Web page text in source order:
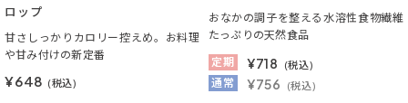
ロップ
甘さしっかりカロリー控えめ。お料理
や甘み付けの新定番
¥648 (税込)
おなかの調子を整える水溶性食物繊維
たっぷりの天然食品
定期
¥718 (税込)
通常 ¥756 (税込)